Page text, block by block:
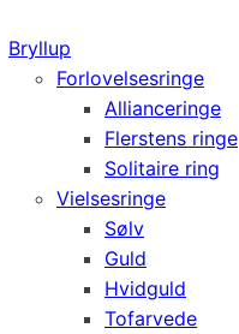
Bryllup
Forlovelsesringe
Allianceringe
Flerstens ringe
Solitaire ring
Vielsesringe
Sølv
Guld
Hvidguld
Tofarvede